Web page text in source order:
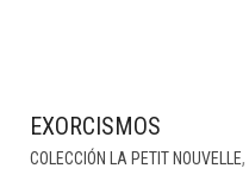
EXORCISMOS
COLECCIÓN LA PETIT NOUVELLE,